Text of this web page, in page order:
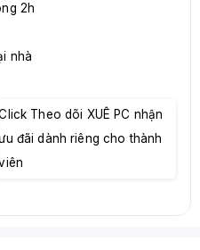
2h
nhà
Theo dõi XUÊ PC nhận
ưu đãi dành riêng cho thành